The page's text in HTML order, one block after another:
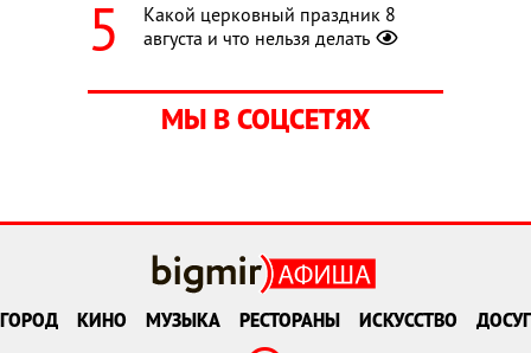
Какой церковный праздник 8
августа и что нельзя делать
МЫ В СОЦСЕТЯХ
ГОРОД КИНО МУЗЫКА РЕСТОРАНЫ ИСКУССТВО ДОСУГ